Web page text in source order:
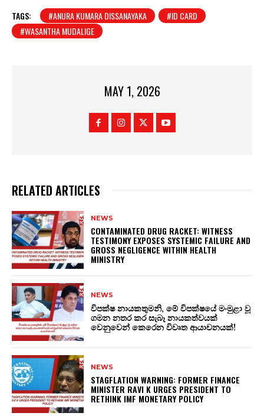
TAGS: #ANURA KUMARA DISSANAYAKA
#ID CARD
#WASANTHA MUDALIGE
MAY 1, 2026
RELATED ARTICLES
NEWS
CONTAMINATED DRUG RACKET: WITNESS
TESTIMONY EXPOSES SYSTEMIC FAILURE AND
GROSS NEGLIGENCE WITHIN HEALTH
MINISTRY
NEWS
විපක්ෂ නායකතුමනි, මේ විපක්ෂයේ මංමුළා වූ
ගමන නතර කර සැබෑ නායකත්වයක්
වෙනුවෙන් කෙරෙන විවෘත ආයාචනයක්!
NEWS
STAGFLATION WARNING: FORMER FINANCE
MINISTER RAVI K URGES PRESIDENT TO
RETHINK IMF MONETARY POLICY